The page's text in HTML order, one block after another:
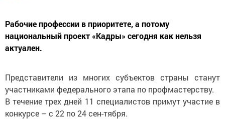
Рабочие профессии в приоритете, а потому
национальный проект «Кадры» сегодня как нельзя
актуален.
Представители из многих субъектов страны станут
участниками федерального этапа по профмастерству.
В течение трех дней 11 специалистов примут участие в
конкурсе – с 22 по 24 сен-тября.